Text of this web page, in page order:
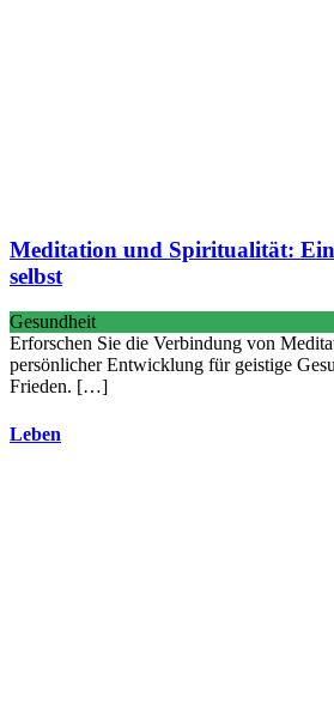
Meditation und Spiritualität:
selbst
Gesundheit
Erforschen Sie die Verbindung von
persönlicher Entwicklung für geistige
Frieden. […]
Leben